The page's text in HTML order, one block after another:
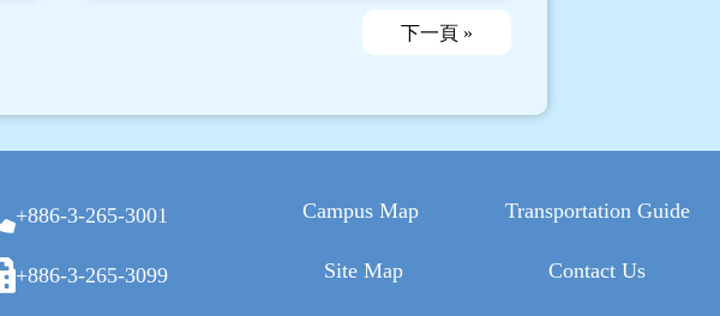
下一頁 »
+886-3-265-3001
+886-3-265-3099
Campus Map Transportation Guide
Site Map Contact Us